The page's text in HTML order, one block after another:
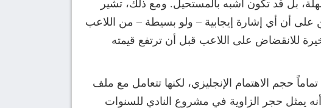
بل قد تكون أشبه بالمستحيل. ومع ذلك، تشير
مليون يورو كبداية للتفاوض، معولين على أن أي إشارة إيجابية – ولو بسيطة – من اللاعب
للانقضاض على اللاعب قبل أن ترتفع قيمته
حجم الاهتمام الإنجليزي، لكنها تتعامل مع ملف
يمثل حجر الزاوية في مشروع النادي للسنوات